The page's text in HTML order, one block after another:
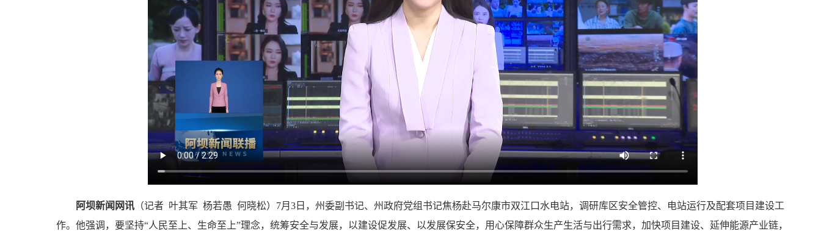
阿坝新闻网讯 （记者 叶其军 杨若愚 何晓松）7月3日，州委副书记、州政府党组书记焦杨赴马尔康市双江口水电站，调研库区安全管控、电站运行及配套项目建设工
作。他强调，要坚持“人民至上、生命至上”理念，统筹安全与发展，以建设促发展、以发展保安全，用心保障群众生产生活与出行需求，加快项目建设、延伸能源产业链，